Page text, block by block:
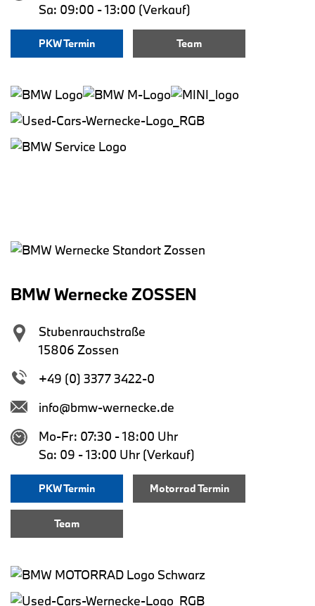
Sa: 09:00 - 13:00 (Verkauf)
PKW Termin Team
BMW Wernecke ZOSSEN
Stubenrauchstraße
15806 Zossen
+49 (0) 3377 3422-0
info@bmw-wernecke.de
Mo-Fr: 07:30 - 18:00 Uhr
Sa: 09 - 13:00 Uhr (Verkauf)
PKW Termin Motorrad Termin
Team